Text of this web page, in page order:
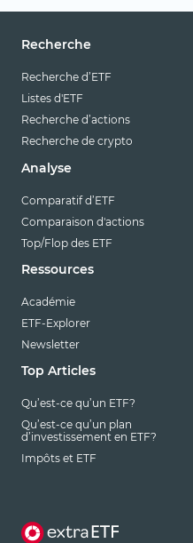
Recherche
Recherche d’ETF
Listes d'ETF
Recherche d’actions
Recherche de crypto
Analyse
Comparatif d’ETF
Comparaison d'actions
Top/Flop des ETF
Ressources
Académie
ETF-Explorer
Newsletter
Top Articles
Qu’est-ce qu’un ETF?
Qu’est-ce qu’un plan
d’investissement en ETF?
Impôts et ETF